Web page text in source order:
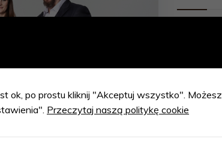
ok, po prostu kliknij "Akceptuj wszystko". Możesz
Przeczytaj naszą politykę cookie